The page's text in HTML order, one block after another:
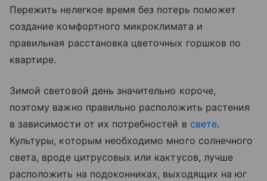
Пережить нелегкое время без потерь поможет
создание комфортного микроклимата и
правильная расстановка цветочных горшков по
квартире.
Зимой световой день значительно короче,
поэтому важно правильно расположить растения
в зависимости от их потребностей в свете.
Культуры, которым необходимо много солнечного
света, вроде цитрусовых или кактусов, лучше
расположить на подоконниках, выходящих на юг